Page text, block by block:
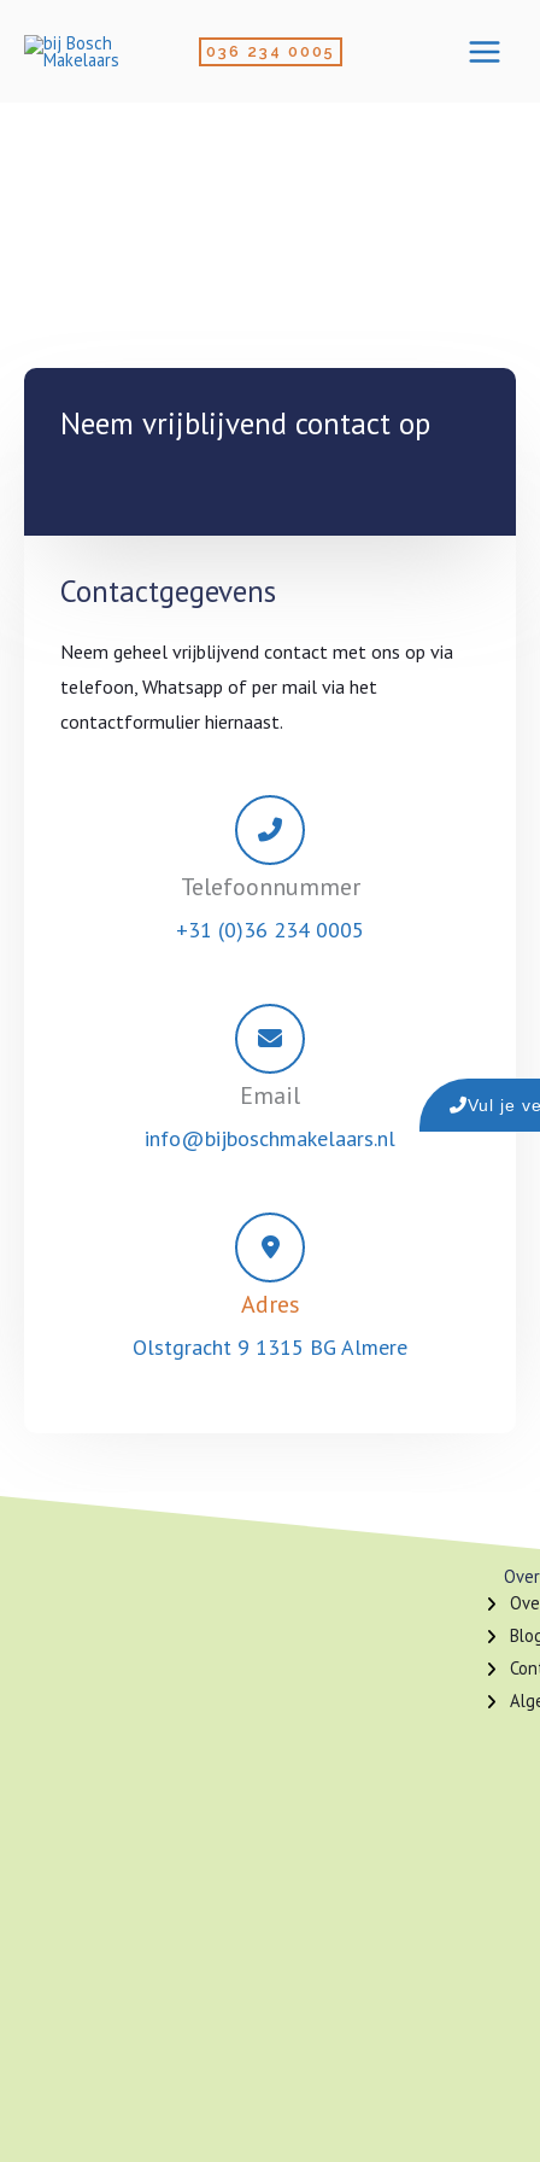
naar
036 234 0005
Contactgegevens
Neem geheel vrijblijvend contact met ons op via
telefoon, Whatsapp of per mail via het
contactformulier hiernaast.
Telefoonnummer
+31 (0)36 234 0005
Email
info@bijboschmakelaars.nl
Adres
Olstgracht 9 1315 BG Almere
Neem vrijblijvend contact op
Vul je